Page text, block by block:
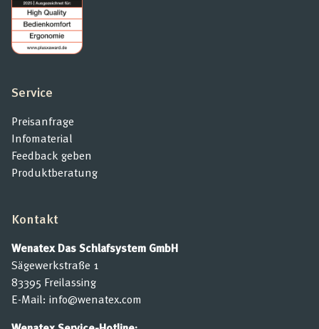
Service
Preisanfrage
Infomaterial
Feedback geben
Produktberatung
Kontakt
Wenatex Das Schlafsystem GmbH
Sägewerkstraße 1
83395 Freilassing
E-Mail: info@wenatex.com